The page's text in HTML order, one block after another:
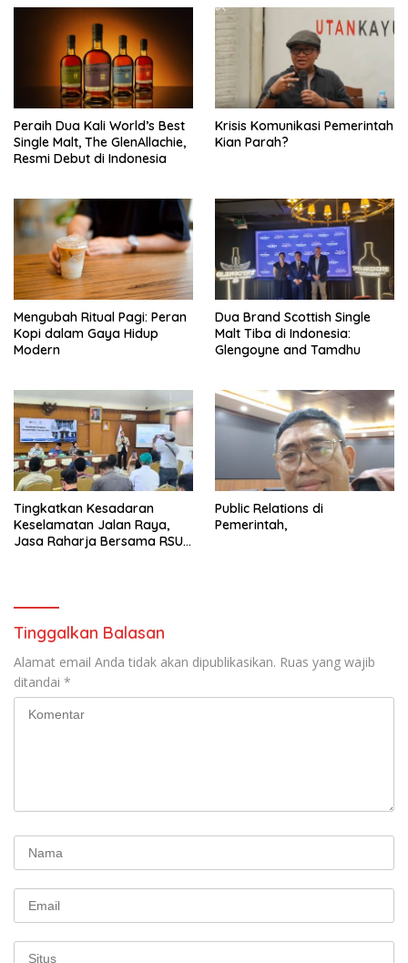
Peraih Dua Kali World’s Best
Single Malt, The GlenAllachie,
Resmi Debut di Indonesia
Krisis Komunikasi Pemerintah
Kian Parah?
Mengubah Ritual Pagi: Peran
Kopi dalam Gaya Hidup
Modern
Dua Brand Scottish Single
Malt Tiba di Indonesia:
Glengoyne and Tamdhu
Tingkatkan Kesadaran
Keselamatan Jalan Raya,
Jasa Raharja Bersama RSU
Public Relations di
Pemerintah,
Tinggalkan Balasan
Alamat email Anda tidak akan dipublikasikan. Ruas yang wajib
ditandai *